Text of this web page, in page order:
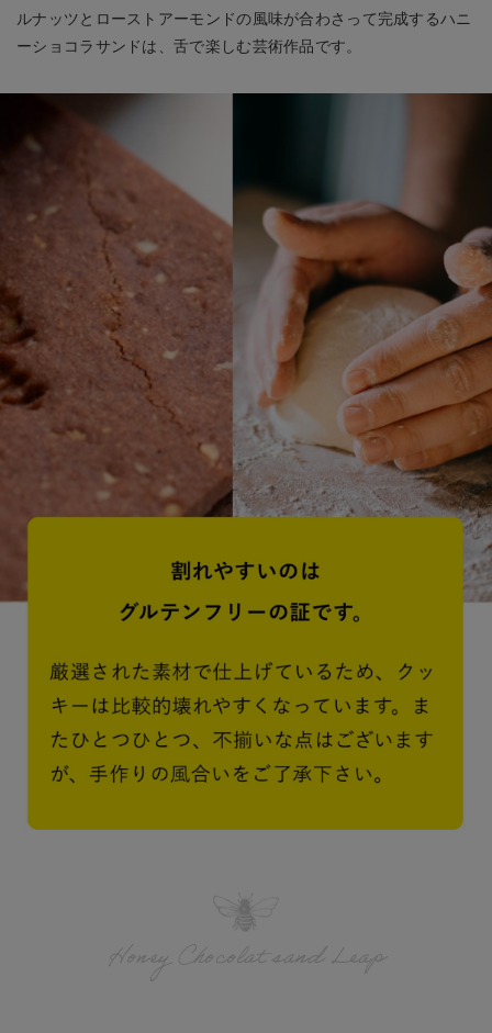
ルナッツとローストアーモンドの風味が合わさって完成するハニ
ーショコラサンドは、舌で楽しむ芸術作品です。
Honey Chocolat sand Leap